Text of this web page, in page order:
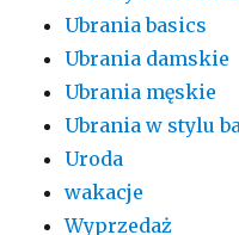
Ubrania basics
Ubrania damskie
Ubrania męskie
Ubrania w stylu
Uroda
wakacje
Wyprzedaż